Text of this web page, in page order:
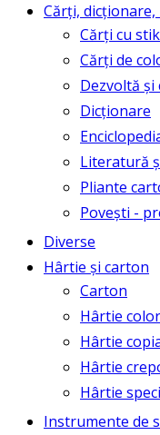
Cărți, dicționare,
Cărți cu
Cărți de
Dezvoltă și
Dicționare
Literatură
Pliante
Povești -
Diverse
Hârtie și carton
Carton
Hârtie
Hârtie
Hârtie
Hârtie
Instrumente de